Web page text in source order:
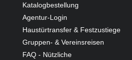
Katalogbestellung
Agentur-Login
Haustürtransfer & Festzustiege
Gruppen- & Vereinsreisen
FAQ - Nützliche